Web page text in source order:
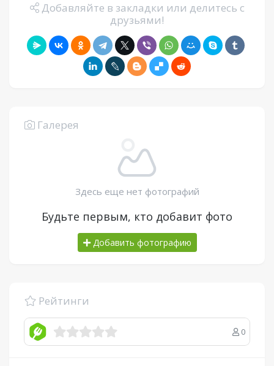
Добавляйте в закладки или делитесь с
друзьями!
Галерея
Здесь еще нет фотографий
Будьте первым, кто добавит фото
Добавить фотографию
Рейтинги
0